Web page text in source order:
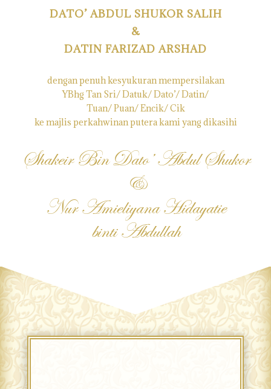
DATO’ ABDUL SHUKOR SALIH
&
DATIN FARIZAD ARSHAD
dengan penuh kesyukuran mempersilakan
YBhg Tan Sri/ Datuk/ Dato’/ Datin/
Tuan/ Puan/ Encik/ Cik
ke majlis perkahwinan putera kami yang dikasihi
Shakeir Bin Dato’ Abdul Shukor
&
Nur Amieliyana Hidayatie
binti Abdullah